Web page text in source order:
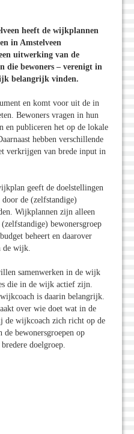
heeft de wijkplannen
in Amstelveen
uitwerking van de
die bewoners – verenigt in
belangrijk vinden.
en komt voor uit de in
Bewoners vragen in hun
en publiceren het op de lokale
hebben verschillende
verkrijgen van brede input in
geeft de doelstellingen
de (zelfstandige)
Wijkplannen zijn alleen
bewonersgroep
beheert en daarover
de wijk.
samenwerken in de wijk
die in de wijk actief zijn.
is daarin belangrijk.
over wie doet wat in de
de wijkcoach zich richt op de
bewonersgroepen op
doelgroep.